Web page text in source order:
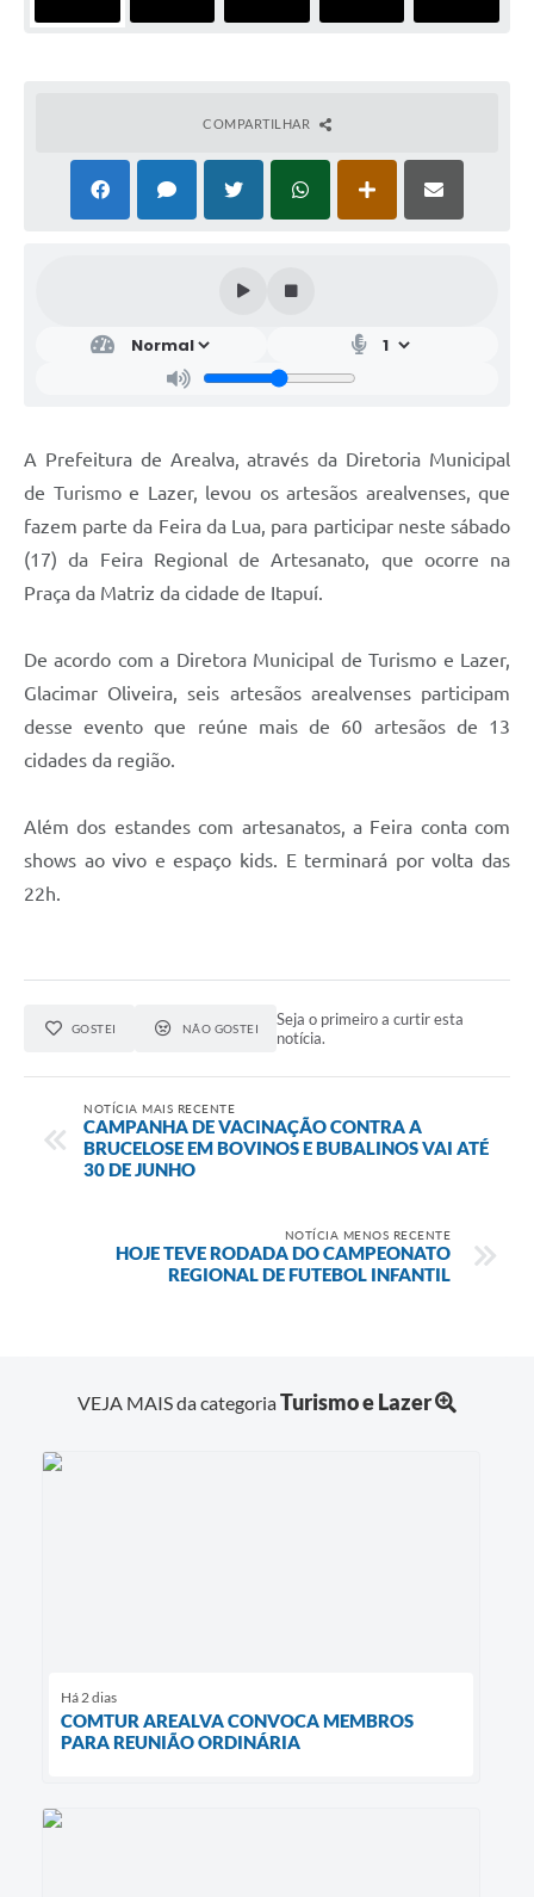
COMPARTILHAR
A Prefeitura de Arealva, através da Diretoria Municipal
de Turismo e Lazer, levou os artesãos arealvenses, que
fazem parte da Feira da Lua, para participar neste sábado
(17) da Feira Regional de Artesanato, que ocorre na
Praça da Matriz da cidade de Itapuí.
De acordo com a Diretora Municipal de Turismo e Lazer,
Glacimar Oliveira, seis artesãos arealvenses participam
desse evento que reúne mais de 60 artesãos de 13
cidades da região.
Além dos estandes com artesanatos, a Feira conta com
shows ao vivo e espaço kids. E terminará por volta das
22h.
GOSTEI NÃO GOSTEI
Seja o primeiro a curtir esta
notícia.
NOTÍCIA MAIS RECENTE
CAMPANHA DE VACINAÇÃO CONTRA A
BRUCELOSE EM BOVINOS E BUBALINOS VAI ATÉ
30 DE JUNHO
NOTÍCIA MENOS RECENTE
HOJE TEVE RODADA DO CAMPEONATO
REGIONAL DE FUTEBOL INFANTIL
VEJA MAIS da categoriaTurismo e Lazer
Há 2 dias
COMTUR AREALVA CONVOCA MEMBROS
PARA REUNIÃO ORDINÁRIA